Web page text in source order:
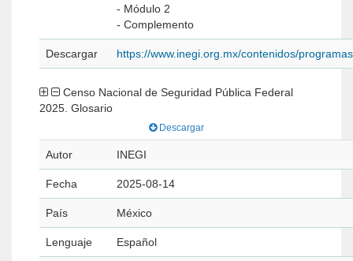
- Módulo 2
- Complemento
Descargar https://www.inegi.org.mx/contenidos/
2025. Glosario
Descargar
Autor INEGI
Fecha 2025-08-14
País México
Lenguaje Español